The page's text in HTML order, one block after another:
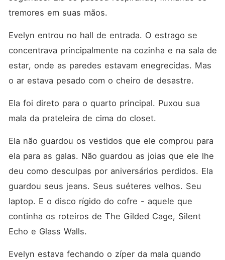
tremores em suas mãos.
Evelyn entrou no hall de entrada. O estrago se
concentrava principalmente na cozinha e na sala de
estar, onde as paredes estavam enegrecidas. Mas
o ar estava pesado com o cheiro de desastre.
Ela foi direto para o quarto principal. Puxou sua
mala da prateleira de cima do closet.
Ela não guardou os vestidos que ele comprou para
ela para as galas. Não guardou as joias que ele lhe
deu como desculpas por aniversários perdidos. Ela
guardou seus jeans. Seus suéteres velhos. Seu
laptop. E o disco rígido do cofre - aquele que
continha os roteiros de The Gilded Cage, Silent
Echo e Glass Walls.
Evelyn estava fechando o zíper da mala quando